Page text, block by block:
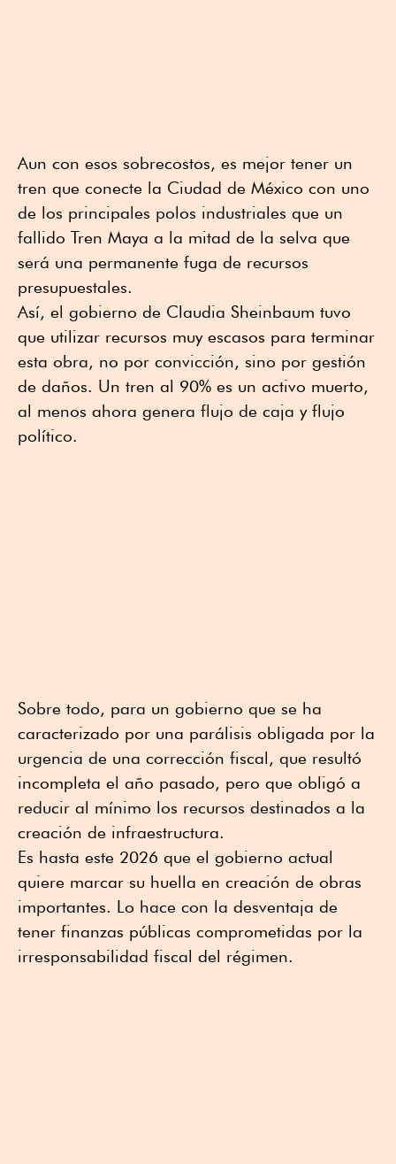
Aun con esos sobrecostos, es mejor tener un
tren que conecte la Ciudad de México con uno
de los principales polos industriales que un
fallido Tren Maya a la mitad de la selva que
será una permanente fuga de recursos
presupuestales.
Así, el gobierno de Claudia Sheinbaum tuvo
que utilizar recursos muy escasos para terminar
esta obra, no por convicción, sino por gestión
de daños. Un tren al 90% es un activo muerto,
al menos ahora genera flujo de caja y flujo
político.
Sobre todo, para un gobierno que se ha
caracterizado por una parálisis obligada por la
urgencia de una corrección fiscal, que resultó
incompleta el año pasado, pero que obligó a
reducir al mínimo los recursos destinados a la
creación de infraestructura.
Es hasta este 2026 que el gobierno actual
quiere marcar su huella en creación de obras
importantes. Lo hace con la desventaja de
tener finanzas públicas comprometidas por la
irresponsabilidad fiscal del régimen.